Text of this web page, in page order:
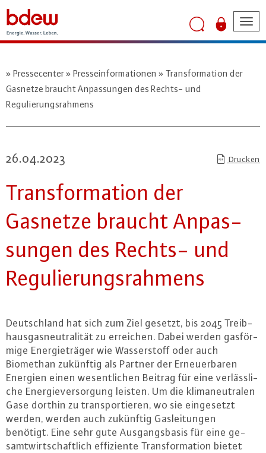
Pressecenter Presseinformationen
Transformation der
Gasnetze braucht Anpassungen des Rechts- und
Regulierungsrahmens
26.04.2023 Drucken
Trans­for­ma­ti­on der
Gasnetze braucht An­pas­
sun­gen des Rechts- und
Re­gu­lie­rungs­rah­mens
Deutsch­land hat sich zum Ziel gesetzt, bis 2045 Treib­
haus­gas­neu­tra­li­tät zu erreichen. Dabei werden gas­för­
mi­ge En­er­gie­trä­ger wie Was­ser­stoff oder auch
Biomethan zukünftig als Partner der Er­neu­er­ba­ren
Energien einen we­sent­li­chen Beitrag für eine ver­läss­li­
che En­er­gie­ver­sor­gung leisten. Um die kli­ma­neu­tra­len
Gase dorthin zu trans­por­tie­ren, wo sie ein­ge­setzt
werden, werden auch zukünftig Gas­lei­tun­gen
benötigt. Eine sehr gute Aus­gangs­ba­sis für eine ge­
samt­wirt­schaft­lich ef­fi­zi­en­te Trans­for­ma­ti­on bietet